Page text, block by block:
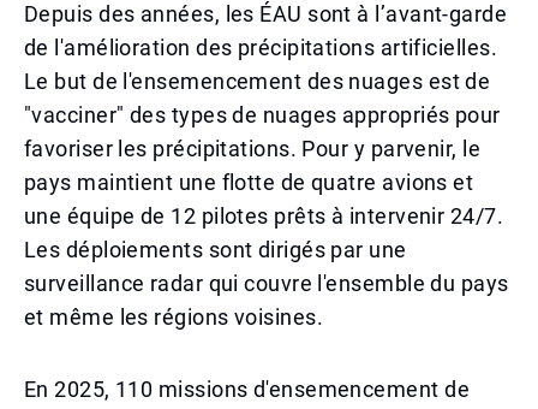
Depuis des années, les ÉAU sont à l’avant-garde
de l'amélioration des précipitations artificielles.
Le but de l'ensemencement des nuages est de
"vacciner" des types de nuages appropriés pour
favoriser les précipitations. Pour y parvenir, le
pays maintient une flotte de quatre avions et
une équipe de 12 pilotes prêts à intervenir 24/7.
Les déploiements sont dirigés par une
surveillance radar qui couvre l'ensemble du pays
et même les régions voisines.
En 2025, 110 missions d'ensemencement de